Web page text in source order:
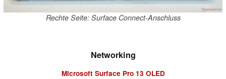
Rechte Seite: Surface Connect-Anschluss
Networking
Microsoft Surface Pro 13 OLED